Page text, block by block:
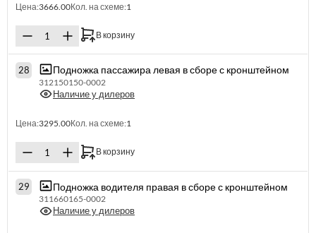
Цена:3666.00Кол. на схеме:1
В корзину
28 Подножка пассажира левая в сборе с кронштейном
312150150-0002
Наличие у дилеров
Цена:3295.00Кол. на схеме:1
В корзину
29 Подножка водителя правая в сборе с кронштейном
311660165-0002
Наличие у дилеров